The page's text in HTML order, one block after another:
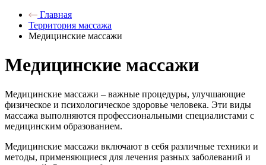
Главная
Территория массажа
Медицинские массажи
Медицинские массажи
Медицинские массажи – важные процедуры, улучшающие
физическое и психологическое здоровье человека. Эти виды
массажа выполняются профессиональными специалистами с
медицинским образованием.
Медицинские массажи включают в себя различные техники и
методы, применяющиеся для лечения разных заболеваний и